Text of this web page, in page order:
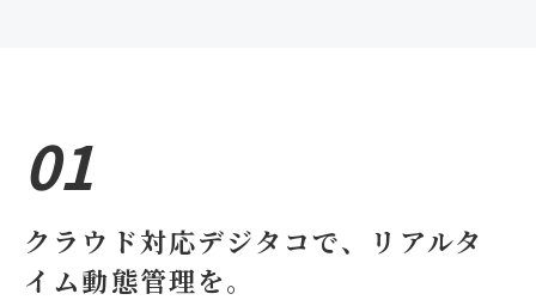
01
クラウド対応デジタコで、リアルタ
イム動態管理を。